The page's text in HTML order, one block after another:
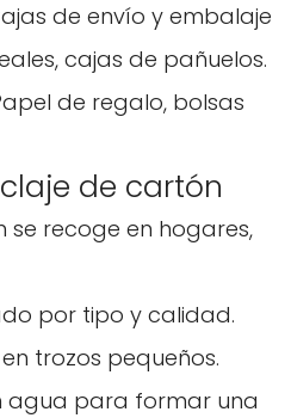
de envío y embalaje
cajas de pañuelos.
de regalo, bolsas
de cartón
se recoge en hogares,
por tipo y calidad.
trozos pequeños.
agua para formar una